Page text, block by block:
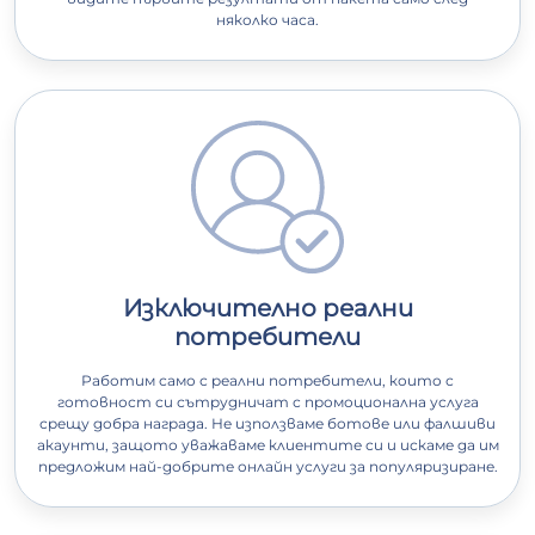
няколко часа.
Изключително реални
потребители
Работим само с реални потребители, които с
готовност си сътрудничат с промоционална услуга
срещу добра награда. Не използваме ботове или фалшиви
акаунти, защото уважаваме клиентите си и искаме да им
предложим най-добрите онлайн услуги за популяризиране.